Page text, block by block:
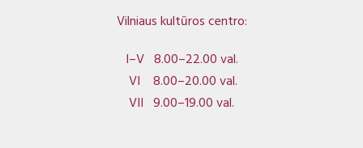
Vilniaus kultūros centro:
I–V 8.00–22.00 val.
VI 8.00–20.00 val.
VII 9.00–19.00 val.